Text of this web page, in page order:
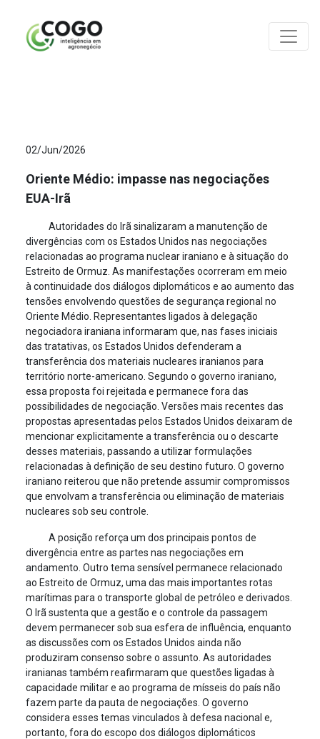
02/Jun/2026
Oriente Médio: impasse nas negociações
EUA-Irã
Autoridades do Irã sinalizaram a manutenção de
divergências com os Estados Unidos nas negociações
relacionadas ao programa nuclear iraniano e à situação do
Estreito de Ormuz. As manifestações ocorreram em meio
à continuidade dos diálogos diplomáticos e ao aumento das
tensões envolvendo questões de segurança regional no
Oriente Médio. Representantes ligados à delegação
negociadora iraniana informaram que, nas fases iniciais
das tratativas, os Estados Unidos defenderam a
transferência dos materiais nucleares iranianos para
território norte-americano. Segundo o governo iraniano,
essa proposta foi rejeitada e permanece fora das
possibilidades de negociação. Versões mais recentes das
propostas apresentadas pelos Estados Unidos deixaram de
mencionar explicitamente a transferência ou o descarte
desses materiais, passando a utilizar formulações
relacionadas à definição de seu destino futuro. O governo
iraniano reiterou que não pretende assumir compromissos
que envolvam a transferência ou eliminação de materiais
nucleares sob seu controle.
A posição reforça um dos principais pontos de
divergência entre as partes nas negociações em
andamento. Outro tema sensível permanece relacionado
ao Estreito de Ormuz, uma das mais importantes rotas
marítimas para o transporte global de petróleo e derivados.
O Irã sustenta que a gestão e o controle da passagem
devem permanecer sob sua esfera de influência, enquanto
as discussões com os Estados Unidos ainda não
produziram consenso sobre o assunto. As autoridades
iranianas também reafirmaram que questões ligadas à
capacidade militar e ao programa de mísseis do país não
fazem parte da pauta de negociações. O governo
considera esses temas vinculados à defesa nacional e,
portanto, fora do escopo dos diálogos diplomáticos